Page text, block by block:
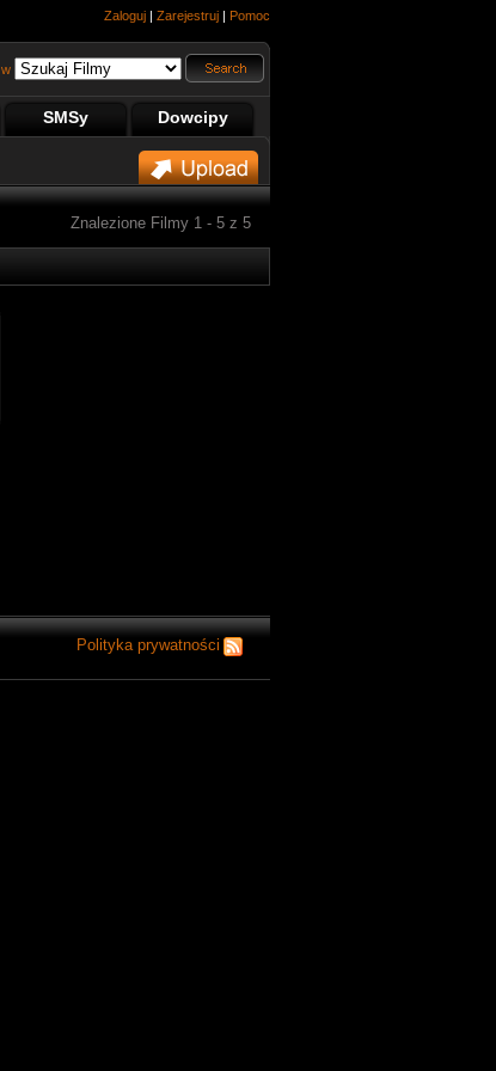
Zaloguj | Zarejestruj | Pomoc
w
SMSy Dowcipy
Znalezione Filmy 1 - 5 z 5
Polityka prywatności